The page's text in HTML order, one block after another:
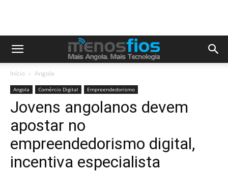
Início Angola
Angola Comércio Digital Empreendedorismo
Jovens angolanos devem
apostar no
empreendedorismo digital,
incentiva especialista